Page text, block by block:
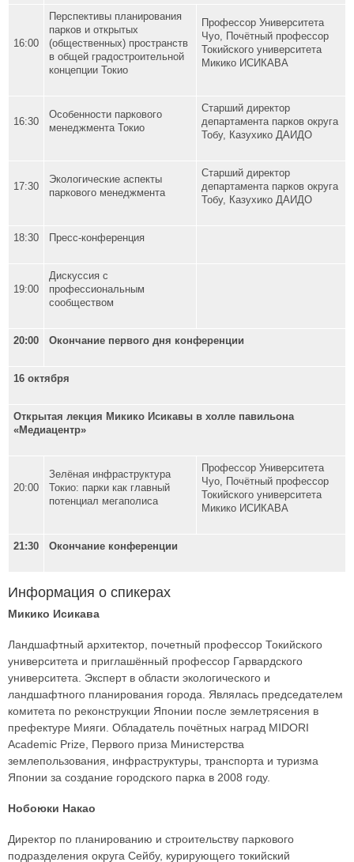
16:00
Перспективы планирования
парков и открытых
(общественных) пространств
в общей градостроительной
концепции Токио
Профессор Университета
Чуо, Почётный профессор
Токийского университета
Микико ИСИКАВА
16:30
Особенности паркового
менеджмента Токио
Старший директор
департамента парков округа
Тобу, Казухико ДАИДО
17:30
Экологические аспекты
паркового менеджмента
Старший директор
департамента парков округа
Тобу, Казухико ДАИДО
18:30 Пресс-конференция
19:00
Дискуссия с
профессиональным
сообществом
20:00 Окончание первого дня конференции
16 октября
Открытая лекция Микико Исикавы в холле павильона
«Медиацентр»
20:00
Зелёная инфраструктура
Токио: парки как главный
потенциал мегаполиса
Профессор Университета
Чуо, Почётный профессор
Токийского университета
Микико ИСИКАВА
21:30 Окончание конференции
Информация о спикерах
Микико Исикава
Ландшафтный архитектор, почетный профессор Токийского
университета и приглашённый профессор Гарвардского
университета. Эксперт в области экологического и
ландшафтного планирования города. Являлась председателем
комитета по реконструкции Японии после землетрясения в
префектуре Мияги. Обладатель почётных наград MIDORI
Academic Prize, Первого приза Министерства
землепользования, инфраструктуры, транспорта и туризма
Японии за создание городского парка в 2008 году.
Нобоюки Накао
Директор по планированию и строительству паркового
подразделения округа Сейбу, курирующего токийский